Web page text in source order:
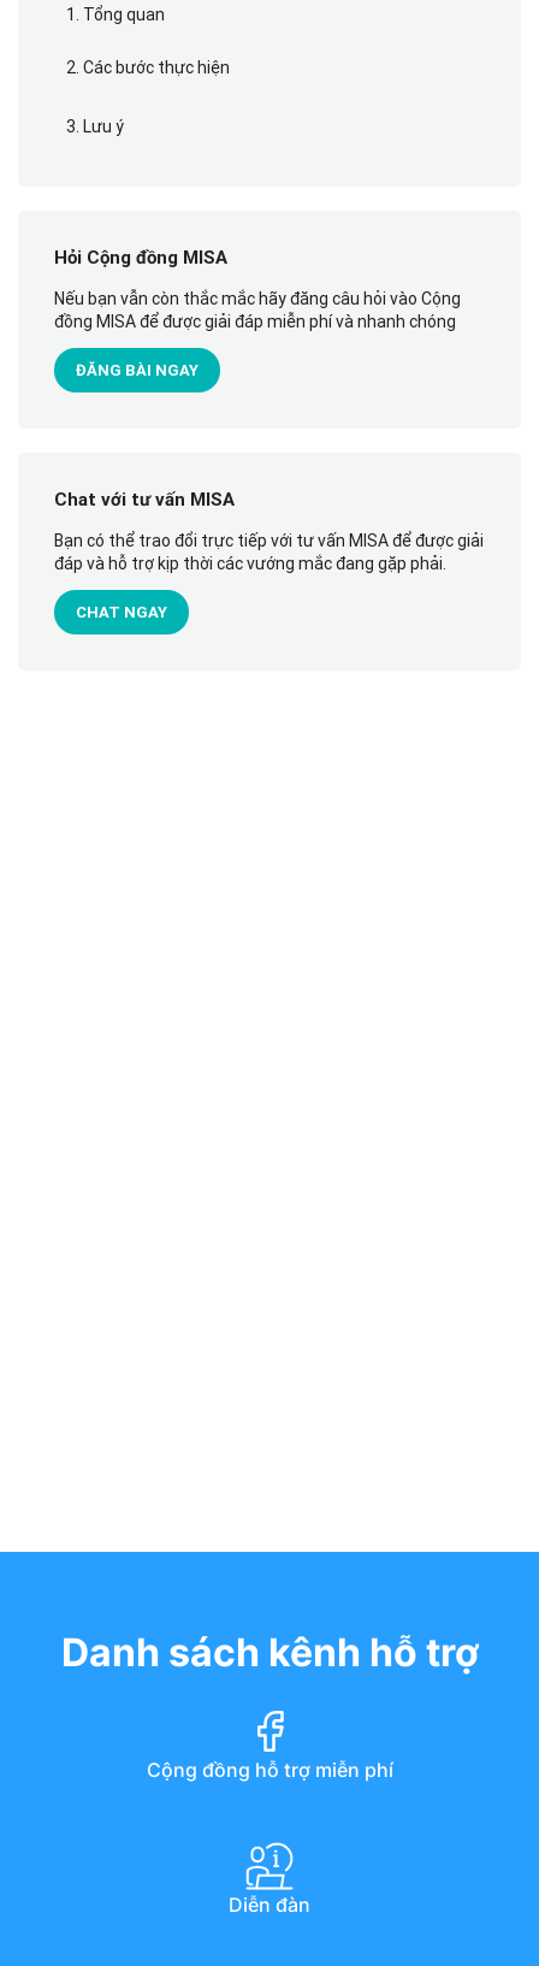
1. Tổng quan
2. Các bước thực hiện
3. Lưu ý
Hỏi Cộng đồng MISA
Nếu bạn vẫn còn thắc mắc hãy đăng câu hỏi vào Cộng
đồng MISA để được giải đáp miễn phí và nhanh chóng
ĐĂNG BÀI NGAY
Chat với tư vấn MISA
Bạn có thể trao đổi trực tiếp với tư vấn MISA để được giải
đáp và hỗ trợ kịp thời các vướng mắc đang gặp phải.
CHAT NGAY
Danh sách kênh hỗ trợ
Cộng đồng hỗ trợ miễn phí
Diễn đàn